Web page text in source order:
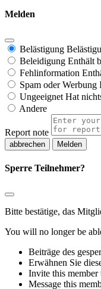
Melden
Belästigung
Beleidigung Enthält
Fehlinformation
Spam oder Werbung
Ungeeignet Hat
Andere
Report note
Melden
Sperre Teilnehmer?
Bitte bestätige, das
You will no longer be
Beiträge des
Erwähnen Sie
Invite this member
Message this